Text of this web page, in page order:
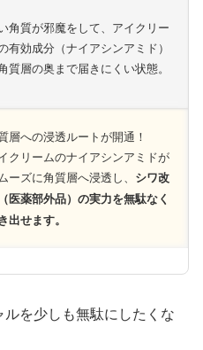
角質が邪魔をして、アイクリー
有効成分（ナイアシンアミド）
質層の奥まで届きにくい状態。
層への浸透ルートが開通！
クリームのナイアシンアミドが
ーズに角質層へ浸透し、 シワ改
医薬部外品）の実力を無駄なく
出せます。
ルを少しも無駄にしたくな